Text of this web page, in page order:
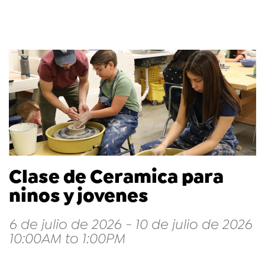
Clase de Ceramica para
ninos y jovenes
6 de julio de 2026 - 10 de julio de 2026
10:00AM to 1:00PM